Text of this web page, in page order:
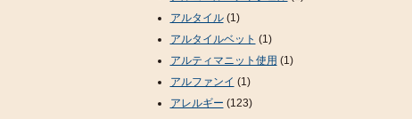
アルタイル(1)
アルタイルベット (1)
アルティマニット使用 (1)
アルファンイ (1)
アレルギー (123)